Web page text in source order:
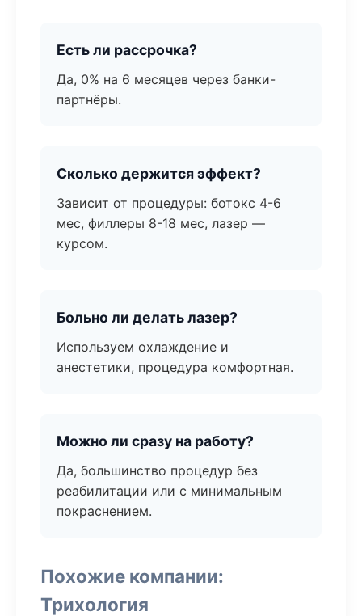
Есть ли рассрочка?
Да, 0% на 6 месяцев через банки-
партнёры.
Сколько держится эффект?
Зависит от процедуры: ботокс 4-6
мес, филлеры 8-18 мес, лазер —
курсом.
Больно ли делать лазер?
Используем охлаждение и
анестетики, процедура комфортная.
Можно ли сразу на работу?
Да, большинство процедур без
реабилитации или с минимальным
покраснением.
Похожие компании:
Трихология